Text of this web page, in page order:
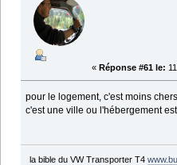
« Réponse #61 le:
pour le logement, c'est moins
c'est une ville ou l'hébergement
la bible du VW Transporter T4